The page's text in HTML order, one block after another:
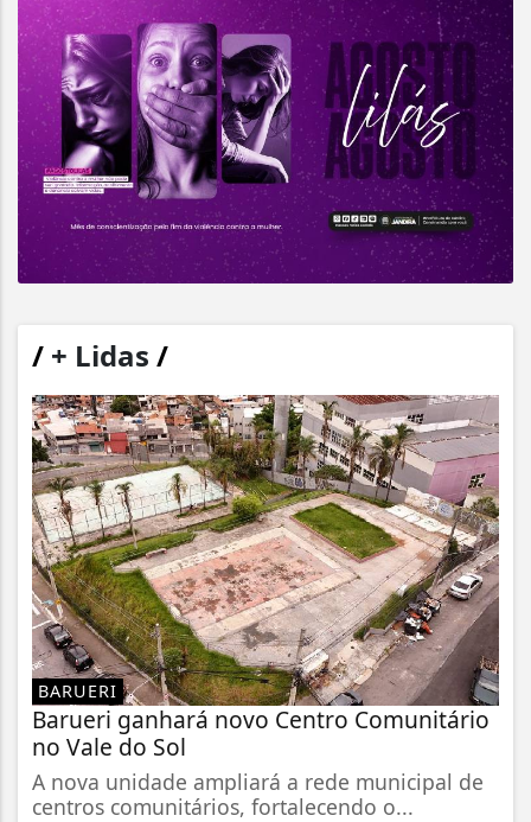
/ + Lidas /
BARUERI
Barueri ganhará novo Centro Comunitário
no Vale do Sol
A nova unidade ampliará a rede municipal de
centros comunitários, fortalecendo o...